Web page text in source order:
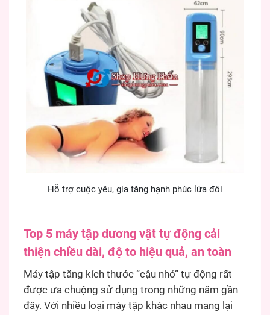
Hỗ trợ cuộc yêu, gia tăng hạnh phúc lứa đôi
Top 5 máy tập dương vật tự động cải
thiện chiều dài, độ to hiệu quả, an toàn
Máy tập tăng kích thước “cậu nhỏ” tự động rất
được ưa chuộng sử dụng trong những năm gần
đây. Với nhiều loại máy tập khác nhau mang lại